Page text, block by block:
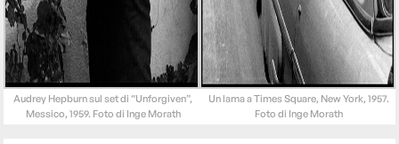
Audrey Hepburn sul set di “Unforgiven”,
Messico, 1959. Foto di Inge Morath
Un lama a Times Square, New York, 1957.
Foto di Inge Morath